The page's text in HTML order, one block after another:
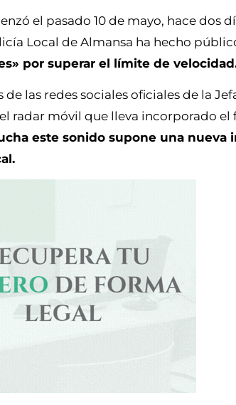
el pasado 10 de mayo, hace dos
Local de Almansa ha hecho
por superar el límite de
las redes sociales oficiales de la
radar móvil que lleva incorporado
este sonido supone una nueva